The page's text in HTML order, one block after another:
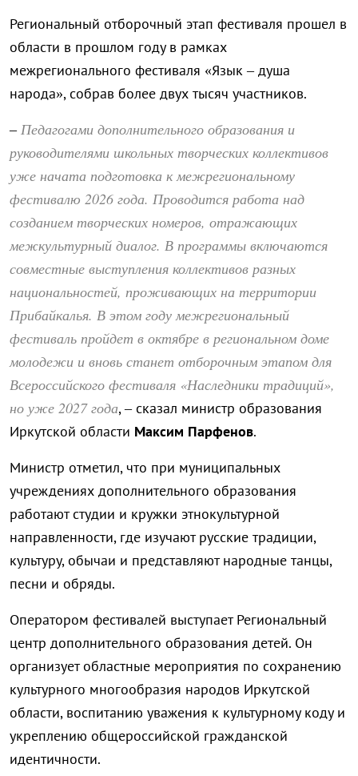
Региональный отборочный этап фестиваля прошел в
области в прошлом году в рамках
межрегионального фестиваля «Язык – душа
народа», собрав более двух тысяч участников.
–Педагогами дополнительного образования и
руководителями школьных творческих коллективов
уже начата подготовка к межрегиональному
фестивалю 2026 года. Проводится работа над
созданием творческих номеров, отражающих
межкультурный диалог. В программы включаются
совместные выступления коллективов разных
национальностей, проживающих на территории
Прибайкалья. В этом году межрегиональный
фестиваль пройдет в октябре в региональном доме
молодежи и вновь станет отборочным этапом для
Всероссийского фестиваля «Наследники традиций»,
но уже 2027 года, – сказал министр образования
Иркутской области Максим Парфенов.
Министр отметил, что при муниципальных
учреждениях дополнительного образования
работают студии и кружки этнокультурной
направленности, где изучают русские традиции,
культуру, обычаи и представляют народные танцы,
песни и обряды.
Оператором фестивалей выступает Региональный
центр дополнительного образования детей. Он
организует областные мероприятия по сохранению
культурного многообразия народов Иркутской
области, воспитанию уважения к культурному коду и
укреплению общероссийской гражданской
идентичности.